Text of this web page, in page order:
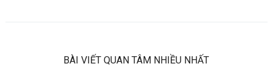
BÀI VIẾT QUAN TÂM NHIỀU NHẤT